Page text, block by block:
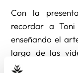
Con la
recordar a
enseñando el
largo de las
cómo el